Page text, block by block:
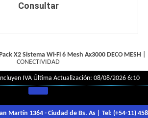
Consultar
X2 Sistema Wi-Fi 6 Mesh Ax3000 DECO MESH
CONECTIVIDAD
IVA Última Actualización: 08/08/2026 6:10
Martín 1364 - Ciudad de Bs. As | Tel: (+54-11)